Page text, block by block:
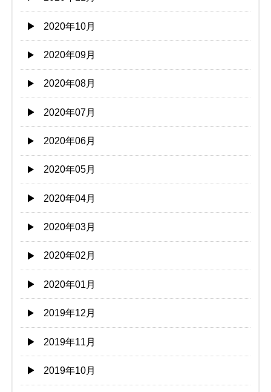
2020年10月
2020年09月
2020年08月
2020年07月
2020年06月
2020年05月
2020年04月
2020年03月
2020年02月
2020年01月
2019年12月
2019年11月
2019年10月